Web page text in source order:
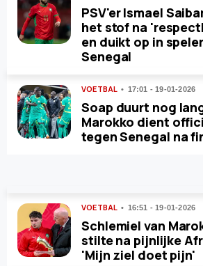
PSV'er Ismael
het stof na
en duikt op in
Senegal
VOETBAL 17:01 - 19-01-2026
Soap duurt nog
Marokko dient
tegen Senegal na
VOETBAL 16:51 - 19-01-2026
Schlemiel van
stilte na pijnlijke
'Mijn ziel doet pijn'